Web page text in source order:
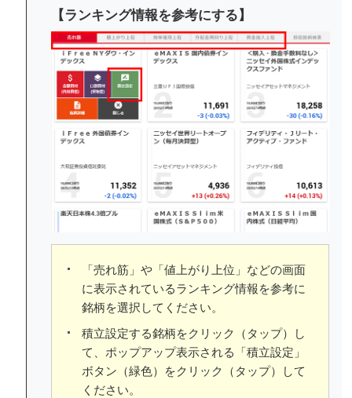
【ランキング情報を参考にする】
「売れ筋」や「値上がり上位」などの画面
に表示されているランキング情報を参考に
銘柄を選択してください。
積立設定する銘柄をクリック（タップ）し
て、ポップアップ表示される「積立設定」
ボタン（緑色）をクリック（タップ）して
ください。